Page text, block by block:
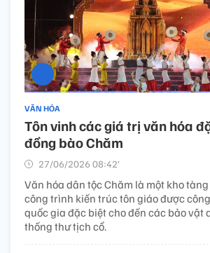
VĂN HÓA
Tôn vinh các giá trị văn hóa
đồng bào Chăm
27/06/2026 08:42’
Văn hóa dân tộc Chăm là một kho
công trình kiến trúc tôn giáo được
quốc gia đặc biệt cho đến các bảo vật
thống thư tịch cổ.